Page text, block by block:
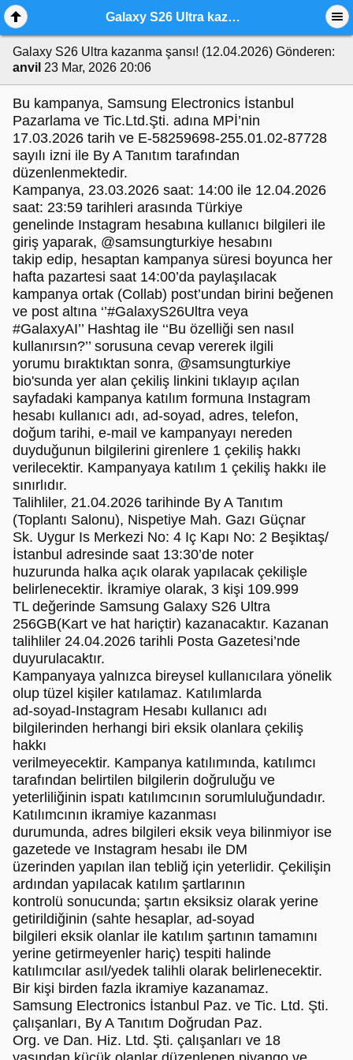
Galaxy S26 Ultra kazanma şansı! (12.04.2026)
Galaxy S26 Ultra kazanma şansı! (12.04.2026) Gönderen:
anvil 23 Mar, 2026 20:06
Bu kampanya, Samsung Electronics İstanbul
Pazarlama ve Tic.Ltd.Şti. adına MPİ’nin
17.03.2026 tarih ve E-58259698-255.01.02-87728
sayılı izni ile By A Tanıtım tarafından
düzenlenmektedir.
Kampanya, 23.03.2026 saat: 14:00 ile 12.04.2026
saat: 23:59 tarihleri arasında Türkiye
genelinde Instagram hesabına kullanıcı bilgileri ile
giriş yaparak, @samsungturkiye hesabını
takip edip, hesaptan kampanya süresi boyunca her
hafta pazartesi saat 14:00’da paylaşılacak
kampanya ortak (Collab) post’undan birini beğenen
ve post altına ‘’#GalaxyS26Ultra veya
#GalaxyAI’’ Hashtag ile ‘‘Bu özelliği sen nasıl
kullanırsın?’’ sorusuna cevap vererek ilgili
yorumu bıraktıktan sonra, @samsungturkiye
bio'sunda yer alan çekiliş linkini tıklayıp açılan
sayfadaki kampanya katılım formuna Instagram
hesabı kullanıcı adı, ad-soyad, adres, telefon,
doğum tarihi, e-mail ve kampanyayı nereden
duyduğunun bilgilerini girenlere 1 çekiliş hakkı
verilecektir. Kampanyaya katılım 1 çekiliş hakkı ile
sınırlıdır.
Talihliler, 21.04.2026 tarihinde By A Tanıtım
(Toplantı Salonu), Nispetiye Mah. Gazı Güçnar
Sk. Uygur Is Merkezi No: 4 Iç Kapı No: 2 Beşiktaş/
İstanbul adresinde saat 13:30’de noter
huzurunda halka açık olarak yapılacak çekilişle
belirlenecektir. İkramiye olarak, 3 kişi 109.999
TL değerinde Samsung Galaxy S26 Ultra
256GB(Kart ve hat hariçtir) kazanacaktır. Kazanan
talihliler 24.04.2026 tarihli Posta Gazetesi’nde
duyurulacaktır.
Kampanyaya yalnızca bireysel kullanıcılara yönelik
olup tüzel kişiler katılamaz. Katılımlarda
ad-soyad-Instagram Hesabı kullanıcı adı
bilgilerinden herhangi biri eksik olanlara çekiliş
hakkı
verilmeyecektir. Kampanya katılımında, katılımcı
tarafından belirtilen bilgilerin doğruluğu ve
yeterliliğinin ispatı katılımcının sorumluluğundadır.
Katılımcının ikramiye kazanması
durumunda, adres bilgileri eksik veya bilinmiyor ise
gazetede ve Instagram hesabı ile DM
üzerinden yapılan ilan tebliğ için yeterlidir. Çekilişin
ardından yapılacak katılım şartlarının
kontrolü sonucunda; şartın eksiksiz olarak yerine
getirildiğinin (sahte hesaplar, ad-soyad
bilgileri eksik olanlar ile katılım şartının tamamını
yerine getirmeyenler hariç) tespiti halinde
katılımcılar asıl/yedek talihli olarak belirlenecektir.
Bir kişi birden fazla ikramiye kazanamaz.
Samsung Electronics İstanbul Paz. ve Tic. Ltd. Şti.
çalışanları, By A Tanıtım Doğrudan Paz.
Org. ve Dan. Hiz. Ltd. Şti. çalışanları ve 18